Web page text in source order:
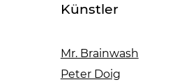
Künstler
Mr. Brainwash
Peter Doig